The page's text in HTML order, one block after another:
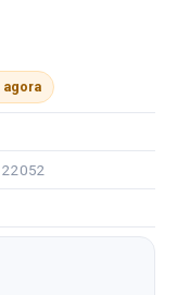
agora